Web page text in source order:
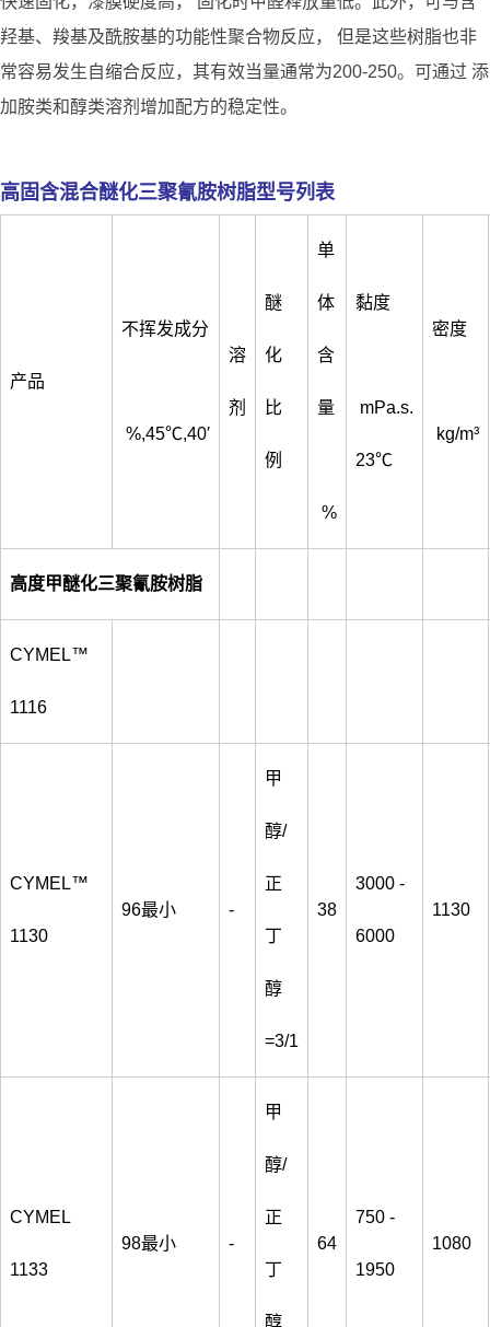
羟基、羧基及酰胺基的功能性聚合物反应， 但是这些树脂也非
常容易发生自缩合反应，其有效当量通常为200-250。可通过 添
加胺类和醇类溶剂增加配方的稳定性。
高固含混合醚化三聚氰胺树脂型号列表
产品
不挥发成分
%,45℃,40′
溶
剂
醚
化
比
例
单
体
含
量
%
黏度
mPa.s.
23℃
密度
kg/m³
高度甲醚化三聚氰胺树脂
CYMEL™
1116
CYMEL™
1130
96最小 -
甲
醇/
正
丁
醇
=3/1
38
3000 -
6000
1130
CYMEL
1133
98最小 -
甲
醇/
正
丁
醇
64
750 -
1950
1080